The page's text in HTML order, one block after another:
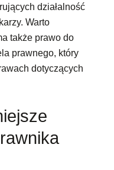
działalność
Warto
także prawo do
prawnego, który
dotyczących